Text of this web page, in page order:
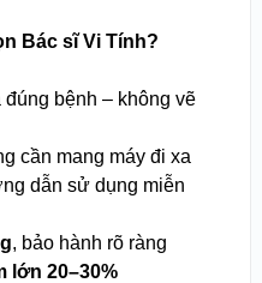
Bác sĩ Vi Tính?
đúng bệnh – không vẽ
cần mang máy đi xa
dẫn sử dụng miễn
, bảo hành rõ ràng
lớn 20–30%